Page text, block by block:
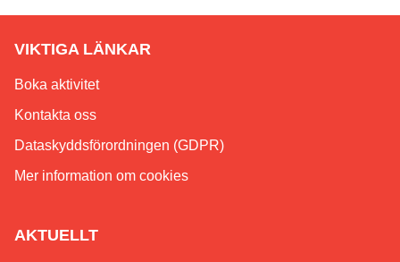
VIKTIGA LÄNKAR
Boka aktivitet
Kontakta oss
Dataskyddsförordningen (GDPR)
Mer information om cookies
AKTUELLT